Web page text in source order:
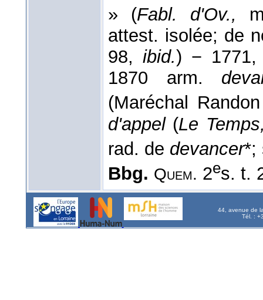
» (Fabl. d'Ov.,
attest. isolée; de
98, ibid.) −
1870 arm.
(Maréchal
d'appel(Le
rad. de devancer*;
Bbg. Quem. 2es. t.
44, avenue de
Tél. :